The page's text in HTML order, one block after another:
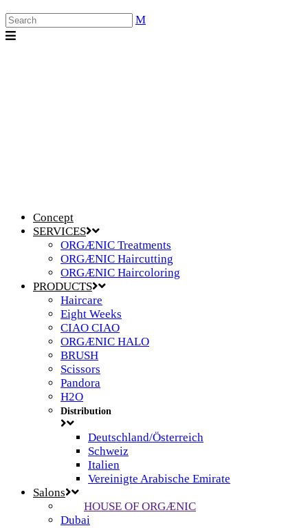
Concept
SERVICES
ORGÆNIC Treatments
ORGÆNIC Haircutting
ORGÆNIC Haircoloring
PRODUCTS
Haircare
Eight Weeks
CIAO CIAO
ORGÆNIC HALO
BRUSH
Scissors
Pandora
H2O
Distribution
Deutschland/Österreich
Schweiz
Italien
Vereinigte Arabische Emirate
Salons
HOUSE OF ORGÆNIC
Dubai